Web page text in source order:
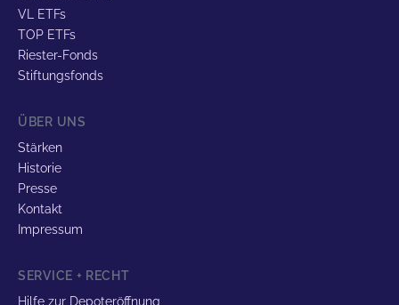
VL ETFs
TOP ETFs
Riester-Fonds
Stiftungsfonds
ÜBER UNS
Stärken
Historie
Presse
Kontakt
Impressum
SERVICE + RECHT
Hilfe zur Depoteröffnung